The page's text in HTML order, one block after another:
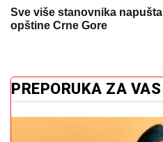
Sve više stanovnika
opštine Crne Gore
PREPORUKA ZA VAS